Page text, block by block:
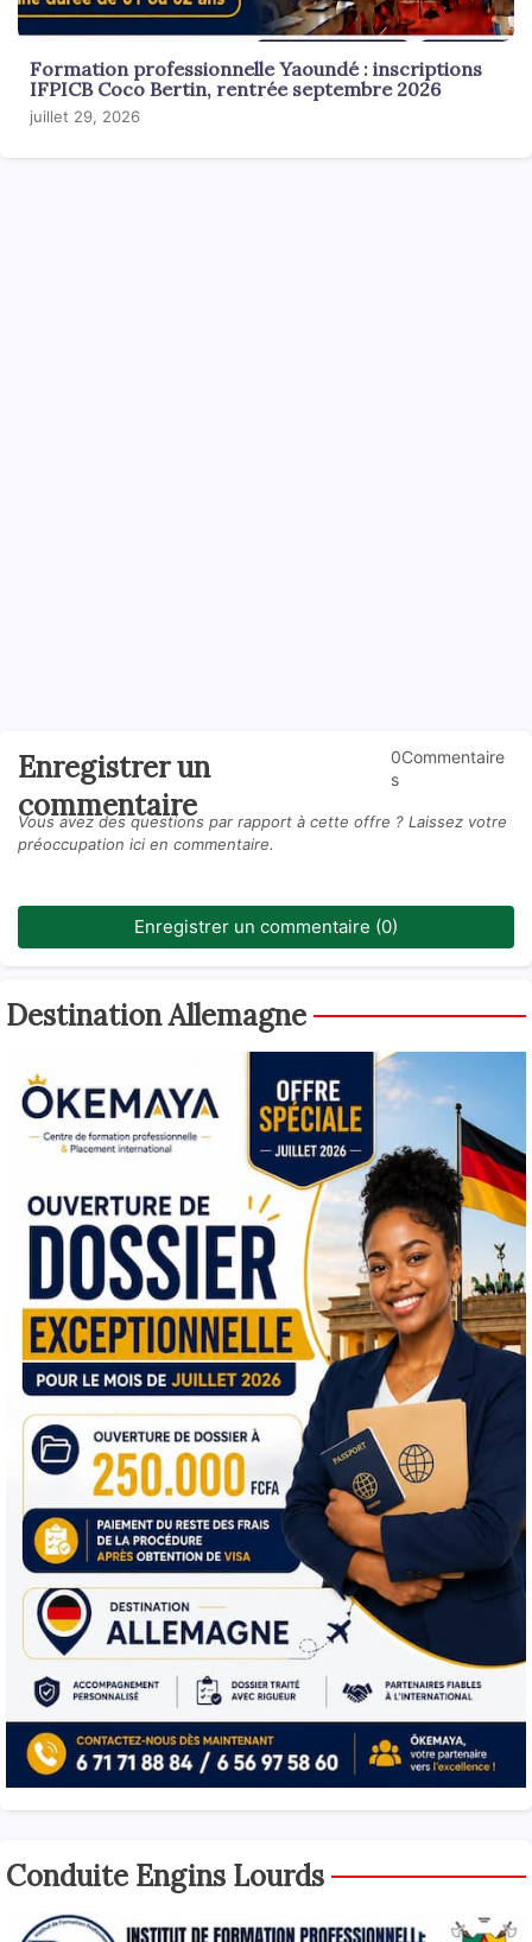
Formation professionnelle Yaoundé : inscriptions
IFPICB Coco Bertin, rentrée septembre 2026
juillet 29, 2026
Enregistrer un
commentaire
0Commentaire
s
Vous avez des questions par rapport à cette offre ? Laissez votre
préoccupation ici en commentaire.
Enregistrer un commentaire (0)
Destination Allemagne
Conduite Engins Lourds